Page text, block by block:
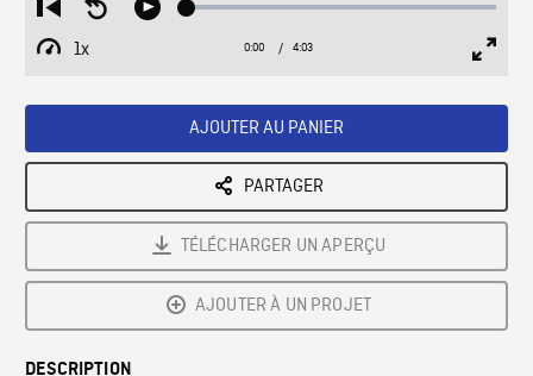
Restart
from
beginning
Seek
Play Loaded:
1x
Playback
Current
0:00 / Duration
4:03
AJOUTER AU PANIER
PARTAGER
TÉLÉCHARGER UN APERÇU
AJOUTER À UN PROJET
DESCRIPTION